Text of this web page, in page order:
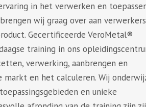
in het verwerken en
wij graag over aan
Gecertificeerde VeroMetal®
training in ons
verwerking, aanbrengen en
markt en het calculeren. Wij
en unieke